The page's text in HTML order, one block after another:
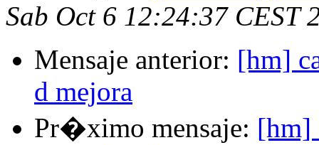
Sab Oct 6 12:24:37 CEST
Mensaje anterior: [hm]
d mejora
Pr�ximo mensaje: [hm]